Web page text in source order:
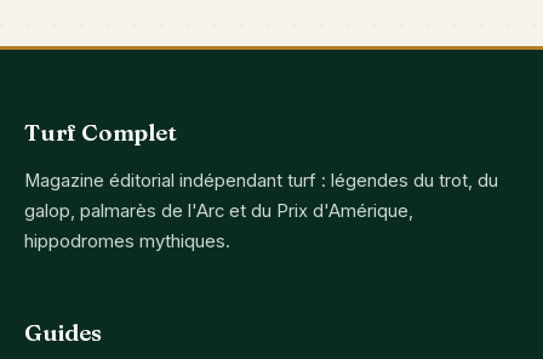
Turf Complet
Magazine éditorial indépendant turf : légendes du trot, du
galop, palmarès de l'Arc et du Prix d'Amérique,
hippodromes mythiques.
Guides